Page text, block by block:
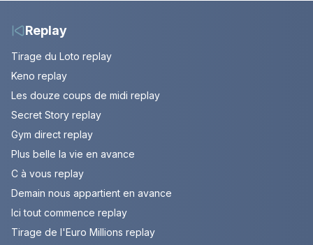
Replay
Tirage du Loto replay
Keno replay
Les douze coups de midi replay
Secret Story replay
Gym direct replay
Plus belle la vie en avance
C à vous replay
Demain nous appartient en avance
Ici tout commence replay
Tirage de l'Euro Millions replay